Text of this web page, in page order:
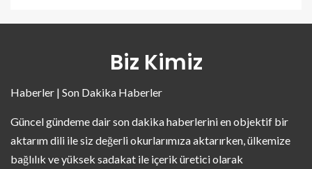
Biz Kimiz
Haberler | Son Dakika Haberler
Güncel gündeme dair son dakika haberlerini en objektif bir
aktarım dili ile siz değerli okurlarımıza aktarırken, ülkemize
bağlılık ve yüksek sadakat ile içerik üretici olarak